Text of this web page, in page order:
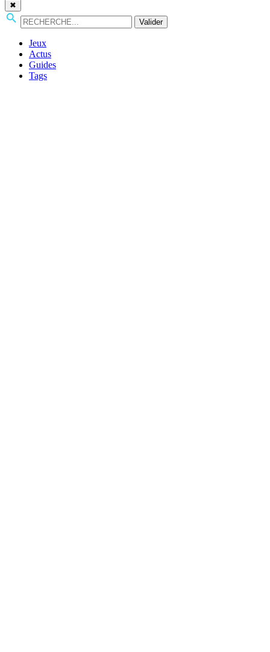
✖
Valider
Jeux
Actus
Guides
Tags